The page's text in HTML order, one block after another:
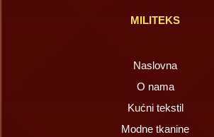
MILITEKS
Naslovna
O nama
Kućni tekstil
Modne tkanine